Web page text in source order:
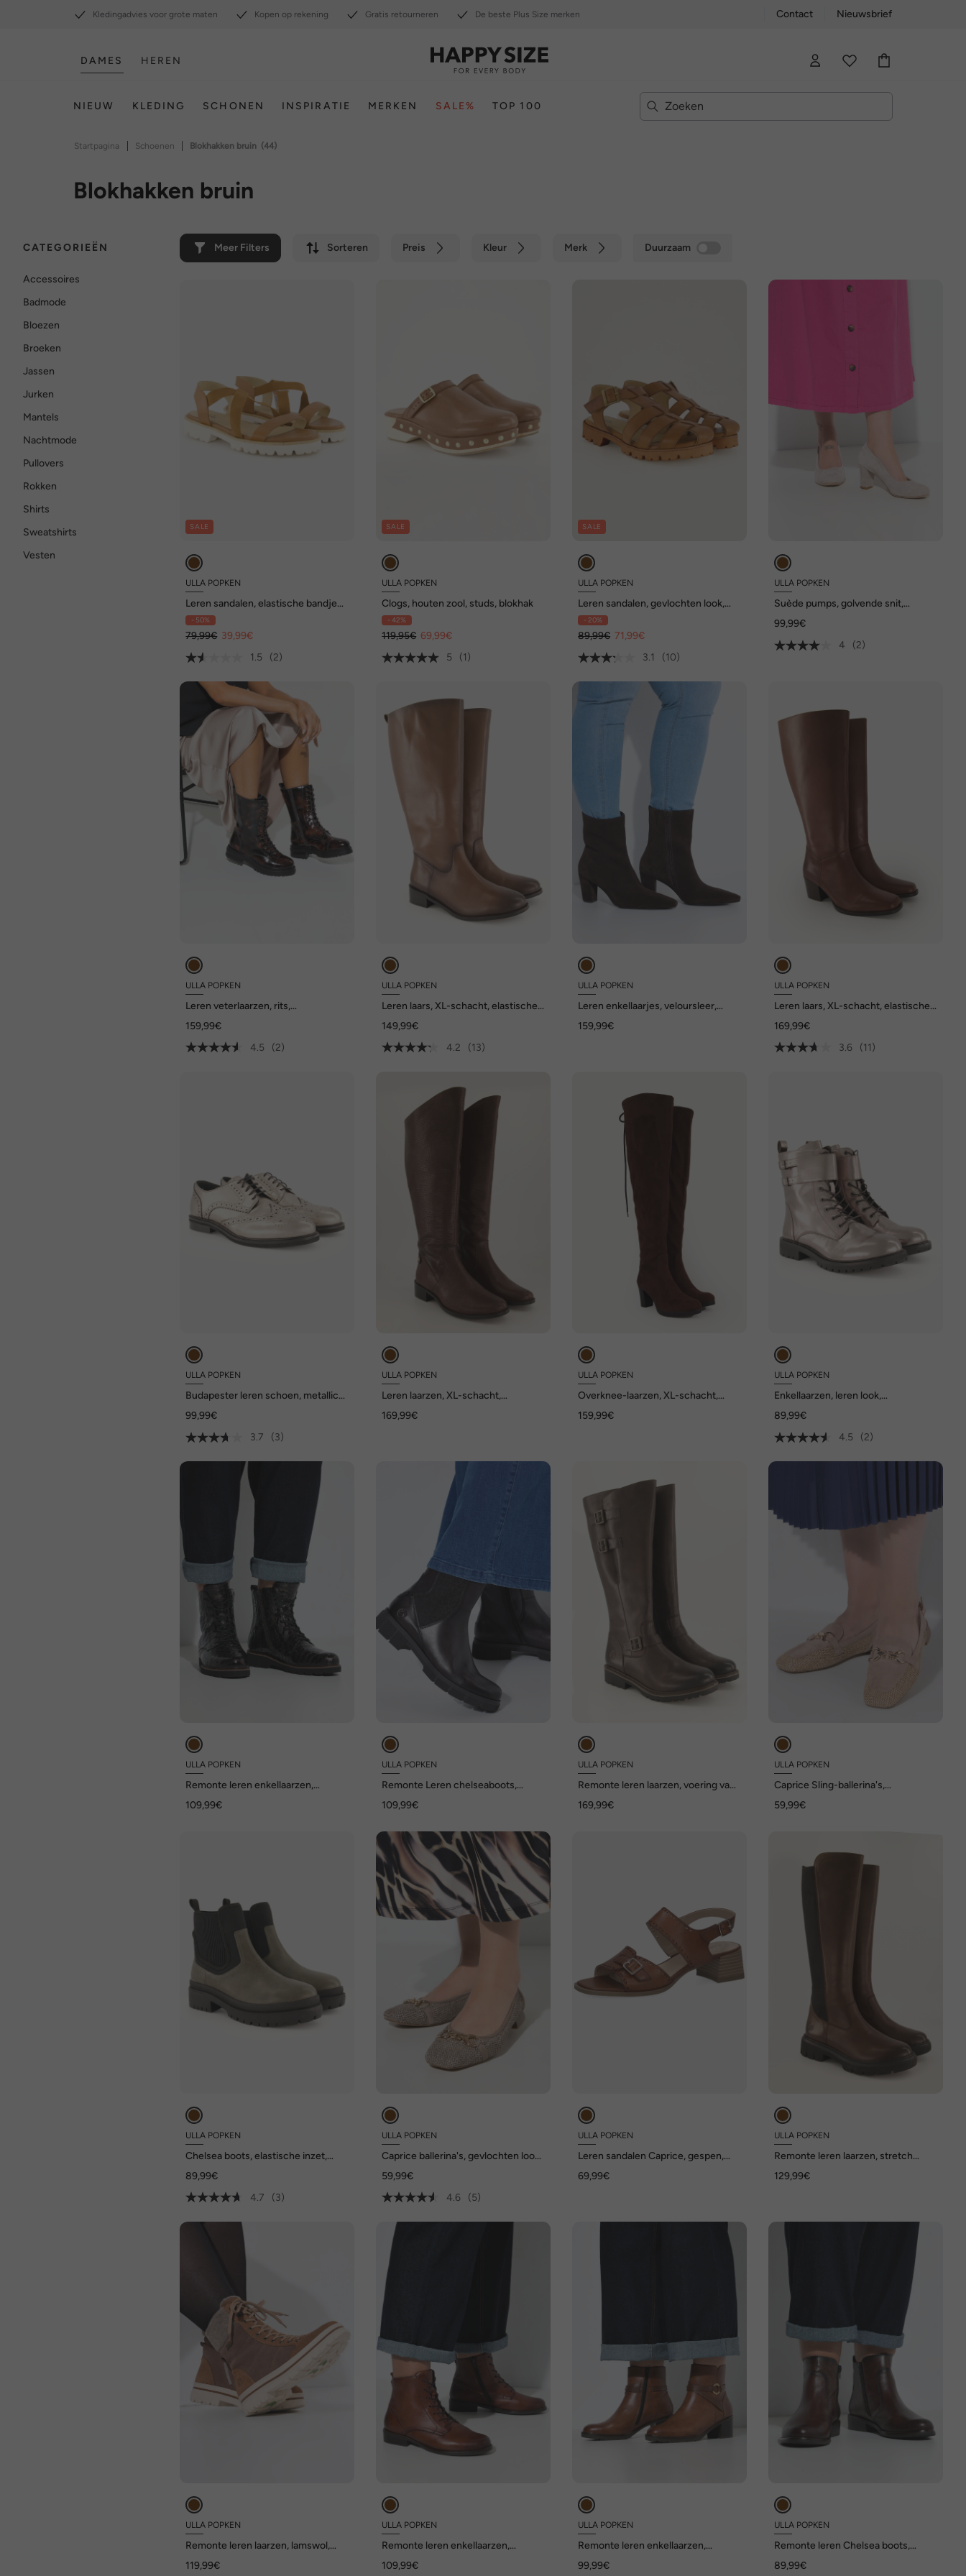
Kledingadvies voor grote maten Kopen op rekening Gratis retourneren De beste Plus Size merken Contact Nieuwsbrief
DAMES HEREN
NIEUW KLEDING SCHONEN INSPIRATIE MERKEN SALE% TOP 100
Startpagina | Schoenen | Blokhakken bruin (44)
Blokhakken bruin
CATEGORIEËN Meer Filters Sorteren Preis Kleur Merk Duurzaam
Accessoires
Badmode
Bloezen
Broeken
Jassen
Jurken
Mantels
Nachtmode
Pullovers
Rokken
Shirts
Sweatshirts
Vesten
SALE
ULLA POPKEN
Leren sandalen, elastische bandjes,
wijdte H
- 50%
79,99€ 39,99€
1.5
(2)
SALE
ULLA POPKEN
Clogs, houten zool, studs, blokhak
- 42%
119,95€ 69,99€
5
(1)
SALE
ULLA POPKEN
Leren sandalen, gevlochten look,
wijdte H
- 20%
89,99€ 71,99€
3.1
(10)
ULLA POPKEN
Suède pumps, golvende snit,
99,99€
4
(2)
ULLA POPKEN
Leren veterlaarzen, rits,
159,99€
4.5
(2)
ULLA POPKEN
Leren laars, XL-schacht, elastische
149,99€
4.2
(13)
ULLA POPKEN
Leren enkellaarjes, veloursleer,
159,99€
ULLA POPKEN
Leren laars, XL-schacht, elastische
169,99€
3.6
(11)
ULLA POPKEN
Budapester leren schoen, metallic
99,99€
3.7
(3)
ULLA POPKEN
Leren laarzen, XL-schacht,
169,99€
ULLA POPKEN
Overknee-laarzen, XL-schacht,
159,99€
ULLA POPKEN
Enkellaarzen, leren look,
89,99€
4.5
(2)
ULLA POPKEN
Remonte leren enkellaarzen,
109,99€
ULLA POPKEN
Remonte Leren chelseaboots,
109,99€
ULLA POPKEN
Remonte leren laarzen, voering van
169,99€
ULLA POPKEN
Caprice Sling-ballerina's,
G
59,99€
ULLA POPKEN
Chelsea boots, elastische inzet,
89,99€
4.7
(3)
ULLA POPKEN
Caprice ballerina's, gevlochten look,
59,99€
4.6
(5)
ULLA POPKEN
Leren sandalen Caprice, gespen,
69,99€
ULLA POPKEN
Remonte leren laarzen, stretch
129,99€
ULLA POPKEN
Remonte leren laarzen, lamswol,
119,99€
ULLA POPKEN
Remonte leren enkellaarzen,
F 1/2
109,99€
ULLA POPKEN
Remonte leren enkellaarzen,
F 1/2
99,99€
ULLA POPKEN
Remonte leren Chelsea boots,
89,99€